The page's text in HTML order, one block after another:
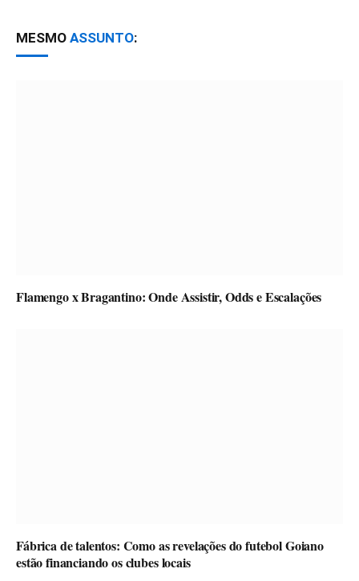
MESMO ASSUNTO:
Flamengo x Bragantino: Onde Assistir, Odds e Escalações
Fábrica de talentos: Como as revelações do futebol Goiano
estão financiando os clubes locais